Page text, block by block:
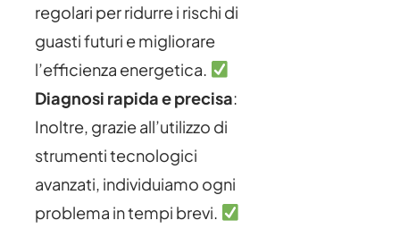
regolari per ridurre i rischi di
guasti futuri e migliorare
l’efficienza energetica.
Diagnosi rapida e precisa:
Inoltre, grazie all’utilizzo di
strumenti tecnologici
avanzati, individuiamo ogni
problema in tempi brevi.